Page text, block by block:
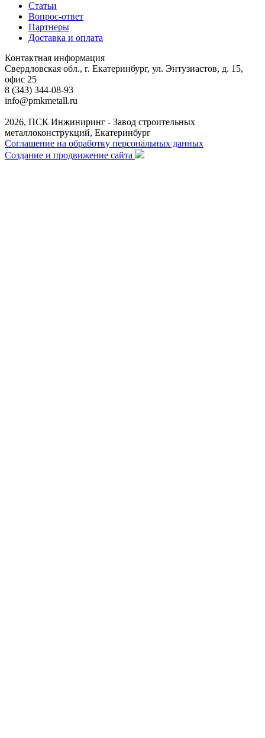
Статьи
Вопрос-ответ
Партнеры
Доставка и оплата
Контактная информация
Свердловская обл., г. Екатеринбург, ул. Энтузиастов, д. 15,
офис 25
8 (343) 344-08-93
info@pmkmetall.ru
2026, ПСК Инжиниринг - Завод строительных
металлоконструкций, Екатеринбург
Соглашение на обработку персональных данных
Создание и продвижение сайта